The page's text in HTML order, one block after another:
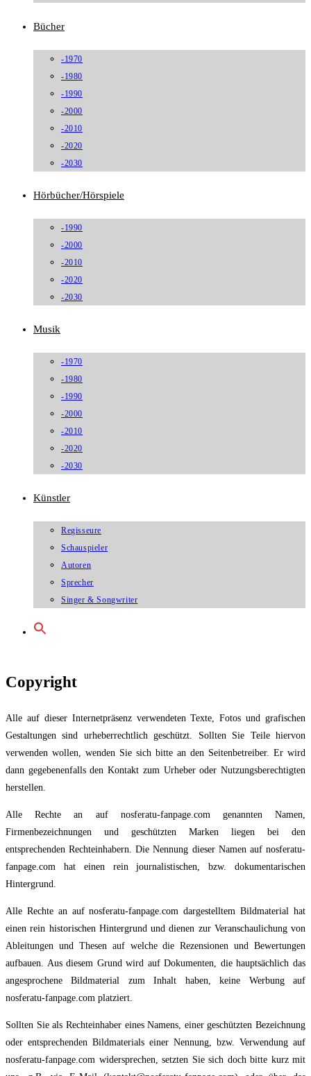
Bücher
-1970
-1980
-1990
-2000
-2010
-2020
-2030
Hörbücher/Hörspiele
-1990
-2000
-2010
-2020
-2030
Musik
-1970
-1980
-1990
-2000
-2010
-2020
-2030
Künstler
Regisseure
Schauspieler
Autoren
Sprecher
Singer & Songwriter
Copyright
Alle auf dieser Internetpräsenz verwendeten Texte, Fotos und grafischen
Gestaltungen sind urheberrechtlich geschützt. Sollten Sie Teile hiervon
verwenden wollen, wenden Sie sich bitte an den Seitenbetreiber. Er wird
dann gegebenenfalls den Kontakt zum Urheber oder Nutzungsberechtigten
herstellen.
Alle Rechte an auf nosferatu-fanpage.com genannten Namen,
Firmenbezeichnungen und geschützten Marken liegen bei den
entsprechenden Rechteinhabern. Die Nennung dieser Namen auf nosferatu-
fanpage.com hat einen rein journalistischen, bzw. dokumentarischen
Hintergrund.
Alle Rechte an auf nosferatu-fanpage.com dargestelltem Bildmaterial hat
einen rein historischen Hintergrund und dienen zur Veranschaulichung von
Ableitungen und Thesen auf welche die Rezensionen und Bewertungen
aufbauen. Aus diesem Grund wird auf Dokumenten, die hauptsächlich das
angesprochene Bildmaterial zum Inhalt haben, keine Werbung auf
nosferatu-fanpage.com platziert.
Sollten Sie als Rechteinhaber eines Namens, einer geschützten Bezeichnung
oder entsprechenden Bildmaterials einer Nennung, bzw. Verwendung auf
nosferatu-fanpage.com widersprechen, setzten Sie sich doch bitte kurz mit